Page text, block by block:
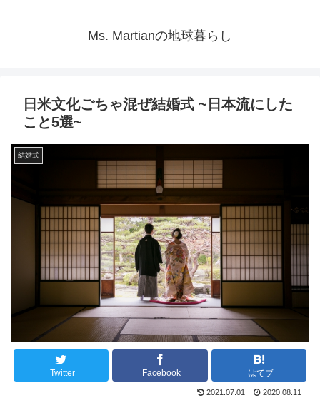
Ms. Martianの地球暮らし
日米文化ごちゃ混ぜ結婚式 ~日本流にした
こと5選~
結婚式
Twitter Facebook はてブ
2021.07.01 2020.08.11